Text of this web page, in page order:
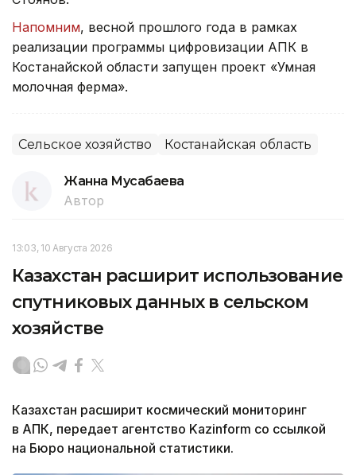
Напомним, весной прошлого года в рамках
реализации программы цифровизации АПК в
Костанайской области запущен проект «Умная
молочная ферма».
Сельское хозяйство Костанайская область
Жанна Мусабаева
Автор
13:03, 10 Августа 2026
Казахстан расширит использование
спутниковых данных в сельском
хозяйстве
Казахстан расширит космический мониторинг
в АПК, передает агентство Kazinform со ссылкой
на Бюро национальной статистики.